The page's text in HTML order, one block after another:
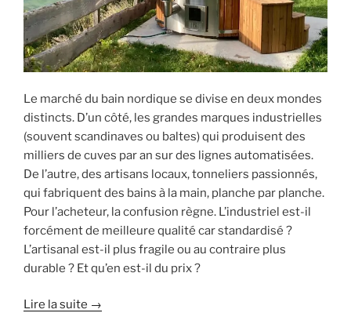
Le marché du bain nordique se divise en deux mondes
distincts. D’un côté, les grandes marques industrielles
(souvent scandinaves ou baltes) qui produisent des
milliers de cuves par an sur des lignes automatisées.
De l’autre, des artisans locaux, tonneliers passionnés,
qui fabriquent des bains à la main, planche par planche.
Pour l’acheteur, la confusion règne. L’industriel est-il
forcément de meilleure qualité car standardisé ?
L’artisanal est-il plus fragile ou au contraire plus
durable ? Et qu’en est-il du prix ?
Lire la suite →